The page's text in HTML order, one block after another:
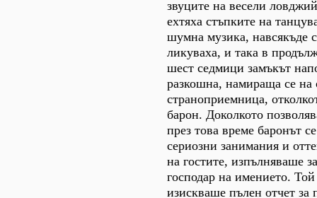
звуците на весели
ехтяха стъпките на
шумна музика, навсякъде
ликуваха, и така в
шест седмици замъкът
разкошна, намираща се на
страноприемница,
барон. Доколкото
през това време баронът
сериозни занимания и
на гостите, изпълняваше
господар на имението.
изискваше пълен отчет за